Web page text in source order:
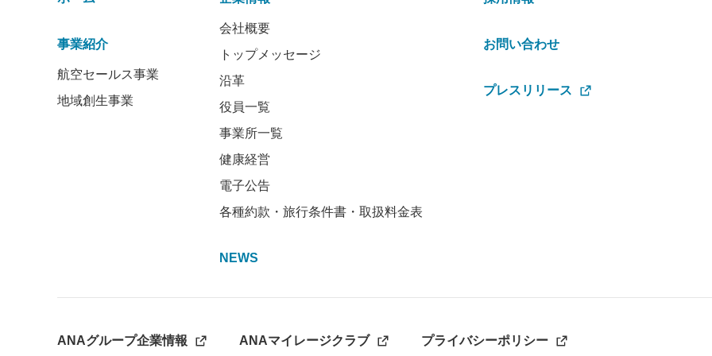
事業紹介
航空セールス事業
地域創生事業
会社概要
トップメッセージ
沿革
役員一覧
事業所一覧
健康経営
電子公告
各種約款・旅行条件書・取扱料金表
NEWS
お問い合わせ
プレスリリース
ANAグループ企業情報 ANAマイレージクラブ プライバシーポリシー